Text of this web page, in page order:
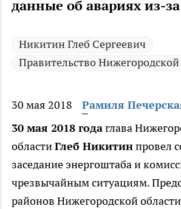
данные об авариях из-
Никитин Глеб Сергеевич
Правительство Нижегородской
30 мая 2018
Рамиля
30 мая 2018 годаглава
областиГлеб Никитинпровел
заседание энергоштаба и
чрезвычайным ситуациям.
районов Нижегородской